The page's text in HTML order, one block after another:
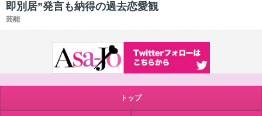
即別居”発言も納得の過去恋愛観
芸能
トップ